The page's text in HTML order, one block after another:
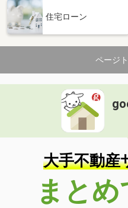
住宅ローン
ページ
大手不動産
まとめ